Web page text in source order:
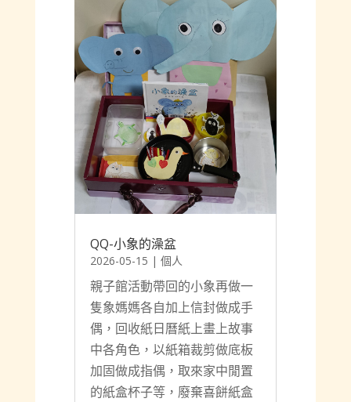
QQ-小象的澡盆
2026-05-15 | 個人
親子館活動帶回的小象再做一
隻象媽媽各自加上信封做成手
偶，回收紙日曆紙上畫上故事
中各角色，以紙箱裁剪做底板
加固做成指偶，取來家中閒置
的紙盒杯子等，廢棄喜餅紙盒